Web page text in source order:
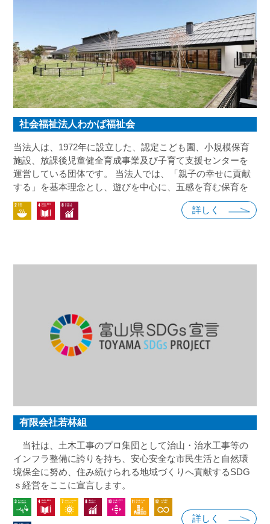
社会福祉法人わかば福祉会
当法人は、1972年に設立した、認定こども園、小規模保育
施設、放課後児童健全育成事業及び子育て支援センターを
運営している団体です。 当法人では、「親子の幸せに貢献
する」を基本理念とし、遊びを中心に、五感を育む保育を
おこなっています。幼児保育・教育を通じて、地域社会、
お客様、社員と共に発展する団体として、当法人の経営理
詳しく
有限会社若林組
当社は、土木工事のプロ集団として治山・治水工事等の
インフラ整備に誇りを持ち、安心安全な市民生活と自然環
境保全に努め、住み続けられる地域づくりへ貢献するSDG
ｓ経営をここに宣言します。
詳しく